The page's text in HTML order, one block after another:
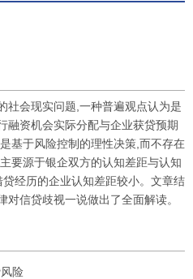
社会现实问题,一种普遍观点认为是
融资机会实际分配与企业获贷预期
基于风险控制的理性决策,而不存在
要源于银企双方的认知差距与认知
经历的企业认知差距较小。文章结
信贷歧视一说做出了全面解读。
险